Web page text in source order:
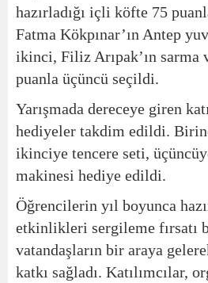
hazırladığı içli köfte 75
Fatma Kökpınar’ın Antep
ikinci, Filiz Arıpak’ın sarma
puanla üçüncü seçildi.
Yarışmada dereceye giren
hediyeler takdim edildi.
ikinciye tencere seti,
makinesi hediye edildi.
Öğrencilerin yıl boyunca
etkinlikleri sergileme fırsatı
vatandaşların bir araya
katkı sağladı. Katılımcılar,